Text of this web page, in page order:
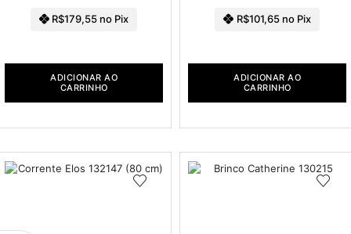
R$179,55 no Pix
ADICIONAR AO
CARRINHO
R$101,65 no Pix
ADICIONAR AO
CARRINHO